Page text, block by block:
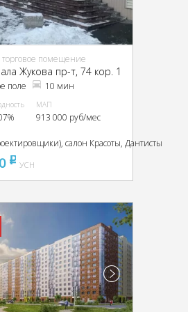
помещение
Жукова пр-т, 74 кор. 1
поле 10 мин
МАП
913 000 руб/мес
салон Красоты, Дантисты
pуб
УСН